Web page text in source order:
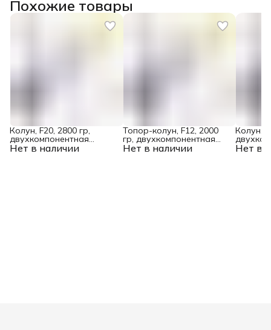
Похожие товары
Нет в наличии
Колун, F20, 2800 гр,
двухкомпонентная
рукоятка, 920 мм// Denzel Нет в наличии
Топор-колун, F12, 2000
гр, двухкомпонентная
рукоятка, 710 мм// Denzel Нет в
Колун,